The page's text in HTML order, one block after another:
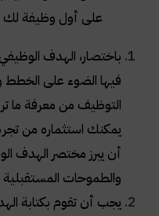
على أول وظيفة لك
باختصار، الهدف
فيها الضوء على الخطط
التوظيف من معرفة ما
يمكنك استثماره من
أن يبرز مختصر الهدف
والطموحات المستقبلية
يجب أن تقوم بكتابة